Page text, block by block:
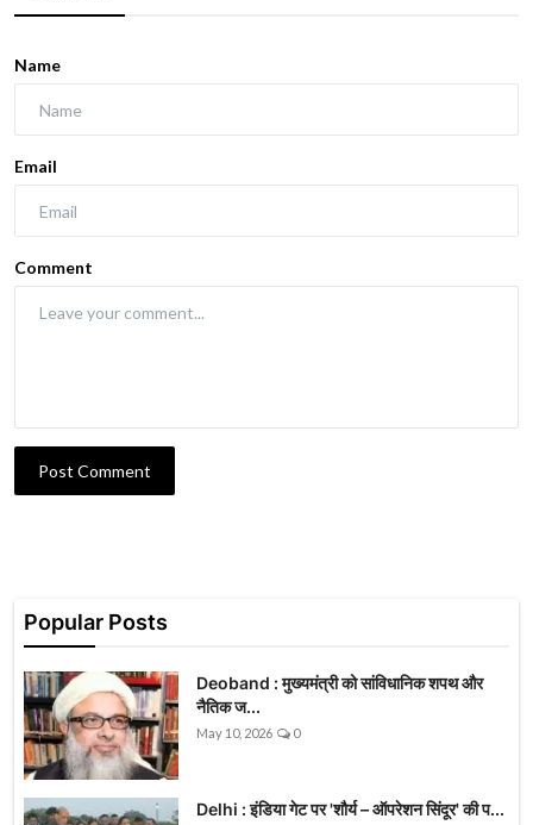
Name
Email
Comment
Post Comment
Popular Posts
Deoband : मुख्यमंत्री को सांविधानिक शपथ और
नैतिक ज...
May 10, 2026 0
Delhi : इंडिया गेट पर 'शौर्य – ऑपरेशन सिंदूर' की प...